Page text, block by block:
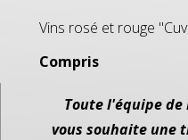
Vins rosé et rouge
Compris
Toute l'équipe de
vous souhaite une